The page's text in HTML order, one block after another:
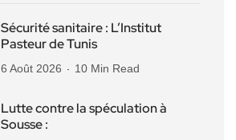
Sécurité sanitaire : L’Institut
Pasteur de Tunis
6 Août 2026 10 Min Read
Lutte contre la spéculation à
Sousse :